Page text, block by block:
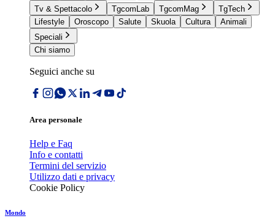
Tv & Spettacolo
TgcomLab TgcomMag
TgTech
Lifestyle
Oroscopo Salute Skuola Cultura
Animali
Speciali
Chi siamo
Seguici anche su
Area personale
Help e Faq
Info e contatti
Termini del servizio
Utilizzo dati e privacy
Cookie Policy
Mondo